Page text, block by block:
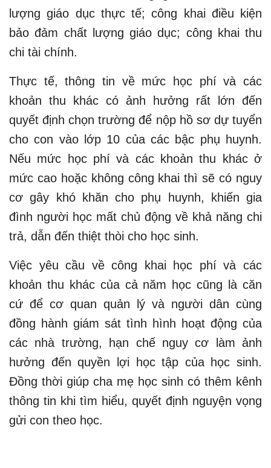
lượng giáo dục thực tế; công khai điều kiện
bảo đảm chất lượng giáo dục; công khai thu
chi tài chính.
Thực tế, thông tin về mức học phí và các
khoản thu khác có ảnh hưởng rất lớn đến
quyết định chọn trường để nộp hồ sơ dự tuyển
cho con vào lớp 10 của các bậc phụ huynh.
Nếu mức học phí và các khoản thu khác ở
mức cao hoặc không công khai thì sẽ có nguy
cơ gây khó khăn cho phụ huynh, khiến gia
đình người học mất chủ động về khả năng chi
trả, dẫn đến thiệt thòi cho học sinh.
Việc yêu cầu về công khai học phí và các
khoản thu khác của cả năm học cũng là căn
cứ để cơ quan quản lý và người dân cùng
đồng hành giám sát tình hình hoạt động của
các nhà trường, hạn chế nguy cơ làm ảnh
hưởng đến quyền lợi học tập của học sinh.
Đồng thời giúp cha mẹ học sinh có thêm kênh
thông tin khi tìm hiểu, quyết định nguyện vọng
gửi con theo học.